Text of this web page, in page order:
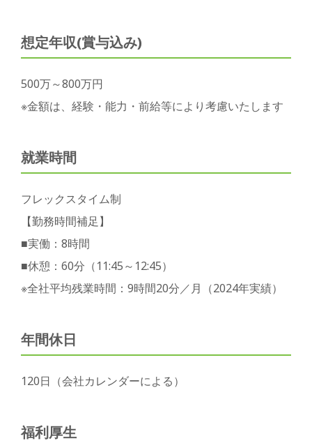
想定年収(賞与込み)
500万～800万円
※金額は、経験・能力・前給等により考慮いたします
就業時間
フレックスタイム制
【勤務時間補足】
■実働：8時間
■休憩：60分（11:45～12:45）
※全社平均残業時間：9時間20分／月（2024年実績）
年間休日
120日（会社カレンダーによる）
福利厚生